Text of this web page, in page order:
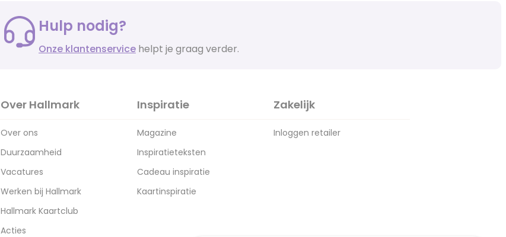
Hulp nodig?
Onze klantenservice helpt je graag verder.
Over Hallmark
Over ons
Duurzaamheid
Vacatures
Werken bij Hallmark
Hallmark Kaartclub
Acties
Inspiratie
Magazine
Inspiratieteksten
Cadeau inspiratie
Kaartinspiratie
Zakelijk
Inloggen retailer